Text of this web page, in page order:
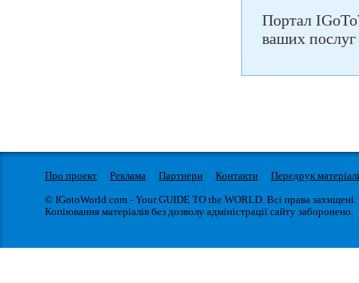
Портал
ваших послуг
Про проект Реклама Партнери Контакти
Передрук
© IGotoWorld.com - Your GUIDE TO the WORLD. Всі права захищені.
Копіювання матеріалів без дозволу адміністрації сайту заборонено.